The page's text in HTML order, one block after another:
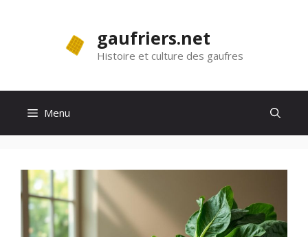
gaufriers.net
Histoire et culture des gaufres
Menu